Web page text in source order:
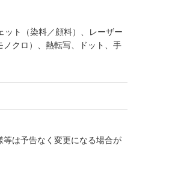
ット（染料／顔料）、レーザー
ノクロ）、熱転写、ドット、手
は予告なく変更になる場合が